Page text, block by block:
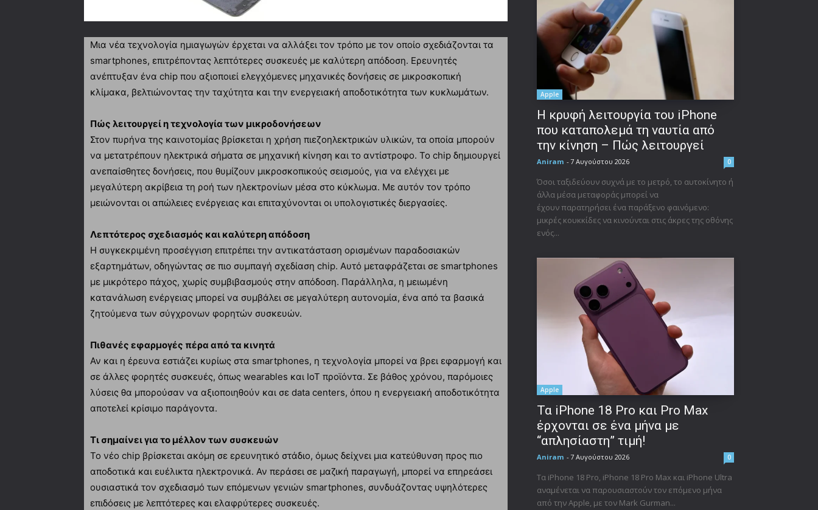
Μια νέα τεχνολογία ημιαγωγών έρχεται να αλλάξει τον τρόπο με τον οποίο σχεδιάζονται τα
smartphones, επιτρέποντας λεπτότερες συσκευές με καλύτερη απόδοση. Ερευνητές
ανέπτυξαν ένα chip που αξιοποιεί ελεγχόμενες μηχανικές δονήσεις σε μικροσκοπική
κλίμακα, βελτιώνοντας την ταχύτητα και την ενεργειακή αποδοτικότητα των κυκλωμάτων.
Πώς λειτουργεί η τεχνολογία των μικροδονήσεων
Στον πυρήνα της καινοτομίας βρίσκεται η χρήση πιεζοηλεκτρικών υλικών, τα οποία μπορούν
να μετατρέπουν ηλεκτρικά σήματα σε μηχανική κίνηση και το αντίστροφο. Το chip δημιουργεί
ανεπαίσθητες δονήσεις, που θυμίζουν μικροσκοπικούς σεισμούς, για να ελέγχει με
μεγαλύτερη ακρίβεια τη ροή των ηλεκτρονίων μέσα στο κύκλωμα. Με αυτόν τον τρόπο
μειώνονται οι απώλειες ενέργειας και επιταχύνονται οι υπολογιστικές διεργασίες.
Λεπτότερος σχεδιασμός και καλύτερη απόδοση
Η συγκεκριμένη προσέγγιση επιτρέπει την αντικατάσταση ορισμένων παραδοσιακών
εξαρτημάτων, οδηγώντας σε πιο συμπαγή σχεδίαση chip. Αυτό μεταφράζεται σε smartphones
με μικρότερο πάχος, χωρίς συμβιβασμούς στην απόδοση. Παράλληλα, η μειωμένη
κατανάλωση ενέργειας μπορεί να συμβάλει σε μεγαλύτερη αυτονομία, ένα από τα βασικά
ζητούμενα των σύγχρονων φορητών συσκευών.
Πιθανές εφαρμογές πέρα από τα κινητά
Αν και η έρευνα εστιάζει κυρίως στα smartphones, η τεχνολογία μπορεί να βρει εφαρμογή και
σε άλλες φορητές συσκευές, όπως wearables και IoT προϊόντα. Σε βάθος χρόνου, παρόμοιες
λύσεις θα μπορούσαν να αξιοποιηθούν και σε data centers, όπου η ενεργειακή αποδοτικότητα
αποτελεί κρίσιμο παράγοντα.
Τι σημαίνει για το μέλλον των συσκευών
Το νέο chip βρίσκεται ακόμη σε ερευνητικό στάδιο, όμως δείχνει μια κατεύθυνση προς πιο
αποδοτικά και ευέλικτα ηλεκτρονικά. Αν περάσει σε μαζική παραγωγή, μπορεί να επηρεάσει
ουσιαστικά τον σχεδιασμό των επόμενων γενιών smartphones, συνδυάζοντας υψηλότερες
επιδόσεις με λεπτότερες και ελαφρύτερες συσκευές.
Apple
Η κρυφή λειτουργία του iPhone
που καταπολεμά τη ναυτία από
την κίνηση – Πώς λειτουργεί
Aniram - 7 Αυγούστου 2026 0
Όσοι ταξιδεύουν συχνά με το μετρό, το αυτοκίνητο ή
άλλα μέσα μεταφοράς μπορεί να
έχουν παρατηρήσει ένα παράξενο φαινόμενο:
μικρές κουκκίδες να κινούνται στις άκρες της οθόνης
ενός...
Apple
Τα iPhone 18 Pro και Pro Max
έρχονται σε ένα μήνα με
“απλησίαστη” τιμή!
Aniram - 7 Αυγούστου 2026 0
Τα iPhone 18 Pro, iPhone 18 Pro Max και iPhone Ultra
αναμένεται να παρουσιαστούν τον επόμενο μήνα
από την Apple, με τον Mark Gurman...